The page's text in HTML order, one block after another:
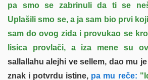
pa smo se zabrinuli da ti se
Uplašili smo se, a ja sam bio prvi
sam do ovog zida i provukao se
lisica provlači, a iza mene su
sallallahu alejhi ve sellem, dao mu
znak i potvrdu istine, pa mu reče: